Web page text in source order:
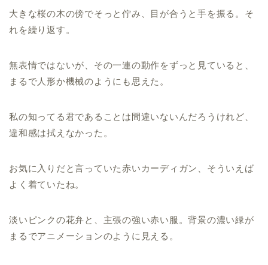
大きな桜の木の傍でそっと佇み、目が合うと手を振る。そ
れを繰り返す。
無表情ではないが、その一連の動作をずっと見ていると、
まるで人形か機械のようにも思えた。
私の知ってる君であることは間違いないんだろうけれど、
違和感は拭えなかった。
お気に入りだと言っていた赤いカーディガン、そういえば
よく着ていたね。
淡いピンクの花弁と、主張の強い赤い服。背景の濃い緑が
まるでアニメーションのように見える。